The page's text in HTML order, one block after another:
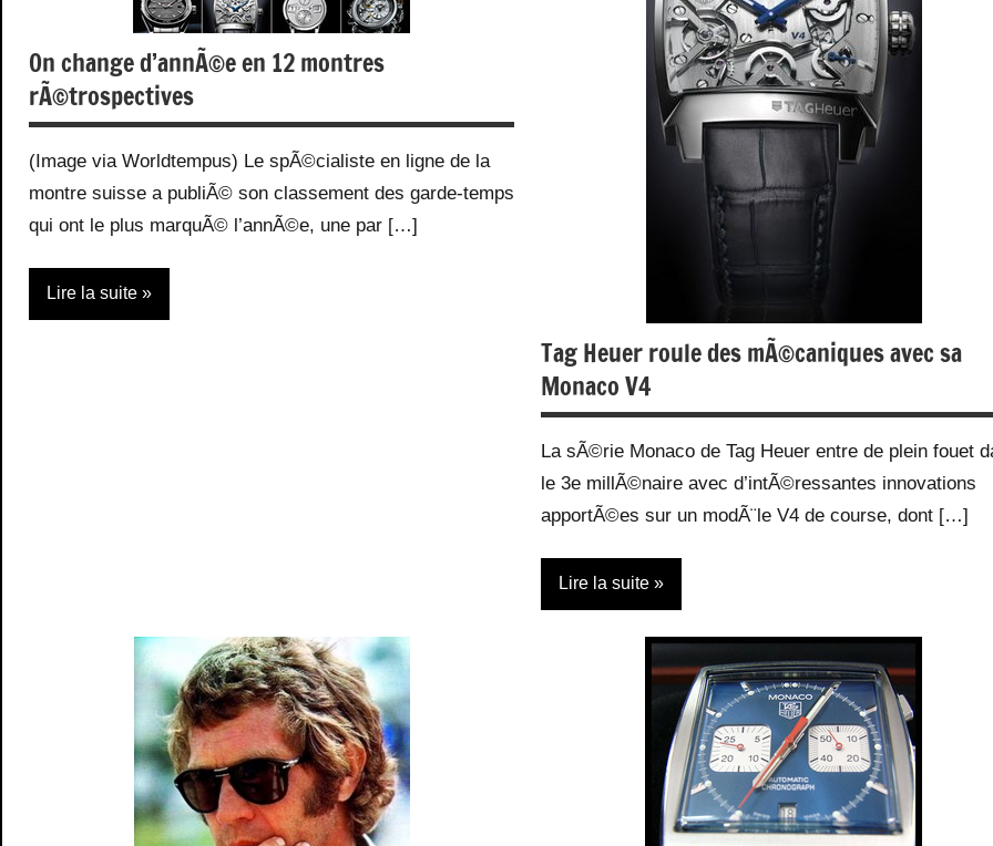
On change d’annÃ©e en 12 montres
rÃ©trospectives
(Image via Worldtempus) Le spÃ©cialiste en ligne de la
montre suisse a publiÃ© son classement des garde-temps
qui ont le plus marquÃ© l’annÃ©e, une par […]
Lire la suite
Tag Heuer roule des mÃ©caniques avec sa
Monaco V4
La sÃ©rie Monaco de Tag Heuer entre de plein fouet
le 3e millÃ©naire avec d’intÃ©ressantes innovations
apportÃ©es sur un modÃ¨le V4 de course, dont […]
Lire la suite